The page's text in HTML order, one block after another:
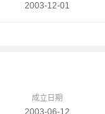
2003-12-01
成立日期